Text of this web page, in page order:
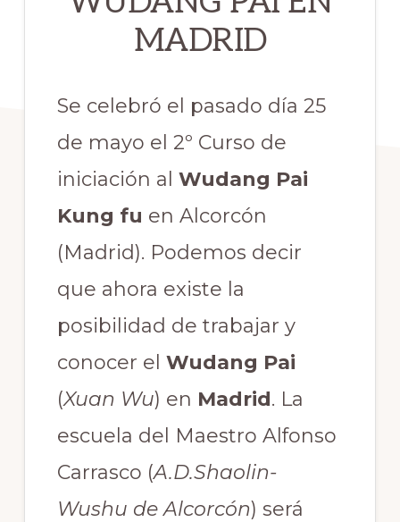
MADRID
Se celebró el pasado día 25
de mayo el 2º Curso de
iniciación al Wudang Pai
Kung fu en Alcorcón
(Madrid). Podemos decir
que ahora existe la
posibilidad de trabajar y
conocer el Wudang Pai
(Xuan Wu) en Madrid. La
escuela del Maestro Alfonso
Carrasco (A.D.Shaolin-
Wushu de Alcorcón) será